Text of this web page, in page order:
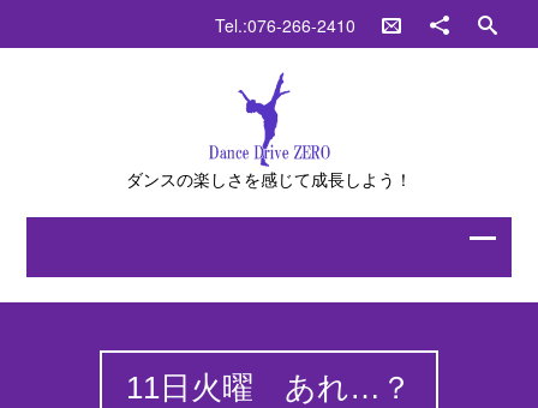
Tel.:076-266-2410
ダンスの楽しさを感じて成長しよう！
11日火曜 あれ…？